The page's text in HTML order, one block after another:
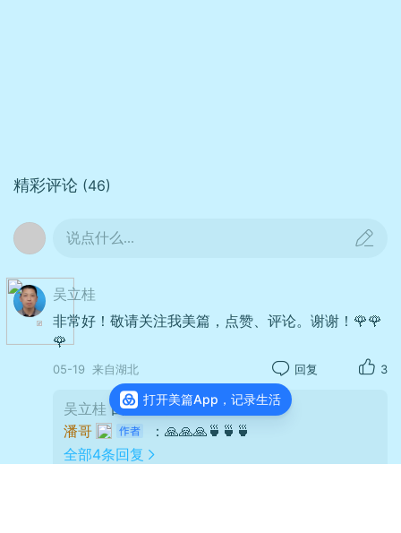
精彩评论 (46)
说点什么...
吴立桂
非常好！敬请关注我美篇，点赞、评论。谢谢！🌹🌹
🌹
05-19 来自湖北 回复 3
吴立桂 回复 潘哥 ：谢谢🌹🌹🌹
潘哥
：🙏🙏🙏🍵🍵🍵
全部4条回复
打开美篇App，记录生活